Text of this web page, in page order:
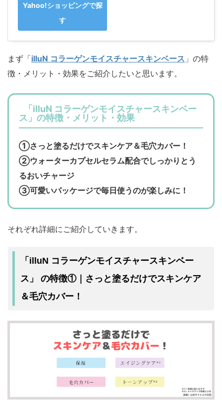
Yahoo!ショッピングで探
す
まず「illuN コラーゲンモイスチャースキンベース 」の特
徴・メリット・効果をご紹介したいと思います。
「illuN コラーゲンモイスチャースキンベー
ス」の特徴・メリット・効果
①さっと塗るだけでスキンケア＆毛穴カバー！
②ウォーターカプセルセラム配合でしっかりとう
るおいチャージ
③可愛いパッケージで毎日使うのが楽しみに！
それぞれ詳細にご紹介していきます。
「illuN コラーゲンモイスチャースキンベー
ス」 の特徴①｜ さっと塗るだけでスキンケア
＆毛穴カバー！